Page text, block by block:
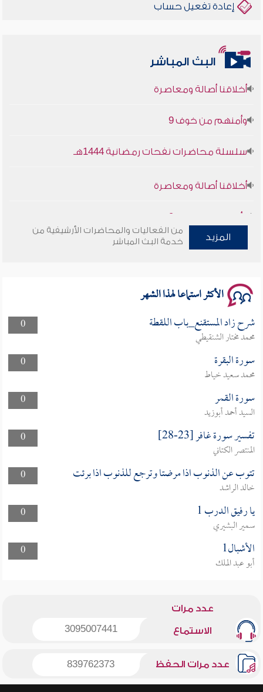
إعادة تفعيل حساب
البث المباشر
أخلاقنا أصالة ومعاصرة
وأمنهم من خوف 9
سلسلة محاضرات نفحات رمضانية 1444هـ
أخلاقنا أصالة ومعاصرة
وأمنهم من خوف 9
سلسلة محاضرات نفحات رمضانية 1444هـ
المزيد
من الفعاليات والمحاضرات الأرشيفية من
خدمة البث المباشر
الأكثر استماعا لهذا الشهر
0 شرح زاد المستقنع_باب اللقطة
محمد مختار الشنقيطي
0
سورة البقرة
محمد سعيد خياط
0
سورة القمر
السيد أحمد أبوزيد
0
تفسير سورة غافر [23-28]
المنتصر الكتاني
0
تتوب عن الذنوب اذا مرضتا وترجع للذنوب اذا برئت
خالد الراشد
0
يا رفيق الدرب 1
سمير البشيري
0
الأشبال1
أبو عبد الملك
عدد مرات
الاستماع 3095007441
عدد مرات الحفظ 839762373